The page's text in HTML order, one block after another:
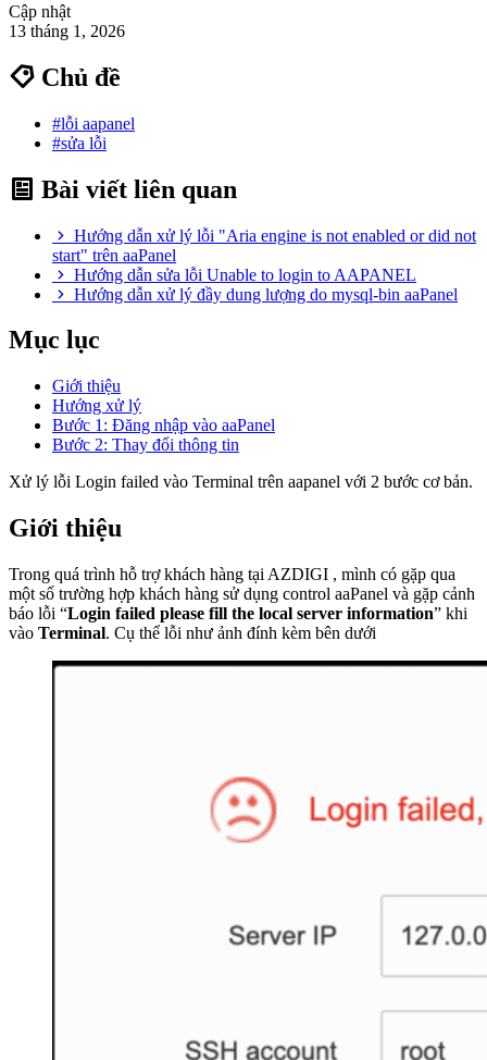
Cập nhật
13 tháng 1, 2026
Chủ đề
#lỗi aapanel
#sửa lỗi
Bài viết liên quan
Hướng dẫn xử lý lỗi "Aria engine is not enabled or did not
start" trên aaPanel
Hướng dẫn sửa lỗi Unable to login to AAPANEL
Hướng dẫn xử lý đầy dung lượng do mysql-bin aaPanel
Mục lục
Giới thiệu
Hướng xử lý
Bước 1: Đăng nhập vào aaPanel
Bước 2: Thay đổi thông tin
Xử lý lỗi Login failed vào Terminal trên aapanel với 2 bước cơ bản.
Giới thiệu
Trong quá trình hỗ trợ khách hàng tại AZDIGI , mình có gặp qua
một số trường hợp khách hàng sử dụng control aaPanel và gặp cảnh
báo lỗi “Login failed please fill the local server information” khi
vào Terminal. Cụ thể lỗi như ảnh đính kèm bên dưới